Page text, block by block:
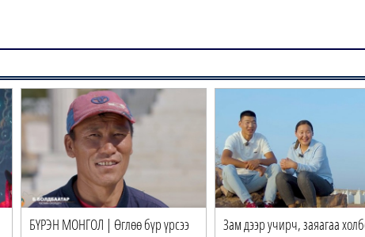
БҮРЭН МОНГОЛ | Өглөө бүр үрсээ
Зам дээр учирч, заяагаа